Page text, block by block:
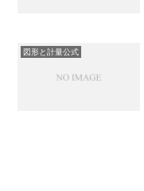
図形と計量公式